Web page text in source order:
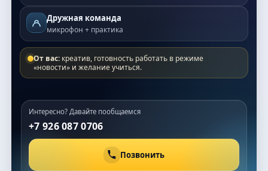
Дружная команда
микрофон + практика
От вас: креатив, готовность работать в режиме
«новости» и желание учиться.
Интересно? Давайте пообщаемся
+7 926 087 0706
Позвонить